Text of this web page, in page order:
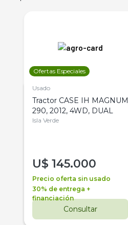
Ofertas Especiales
Usado
Tractor CASE IH MAGNUM
290, 2012, 4WD, DUAL
Isla Verde
U$ 145.000
Precio oferta sin usado
30% de entrega +
financiación
Consultar